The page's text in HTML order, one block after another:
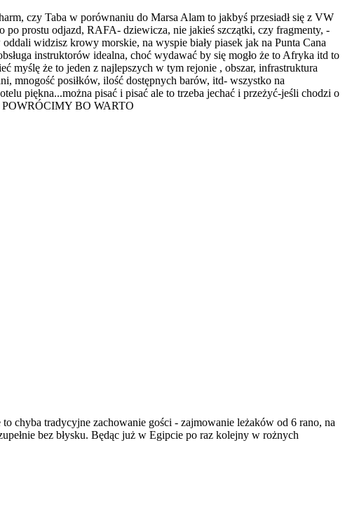
czy Taba w porównaniu do Marsa Alam to jakbyś przesiadł się z VW
prostu odjazd, RAFA- dziewicza, nie jakieś szczątki, czy fragmenty, -
widzisz krowy morskie, na wyspie biały piasek jak na Punta Cana
instruktorów idealna, choć wydawać by się mogło że to Afryka itd to
myślę że to jeden z najlepszych w tym rejonie , obszar, infrastruktura
mnogość posiłków, ilość dostępnych barów, itd- wszystko na
piękna...można pisać i pisać ale to trzeba jechać i przeżyć-jeśli chodzi o
POWRÓCIMY BO WARTO
chyba tradycyjne zachowanie gości - zajmowanie leżaków od 6 rano, na
bez błysku. Będąc już w Egipcie po raz kolejny w rożnych